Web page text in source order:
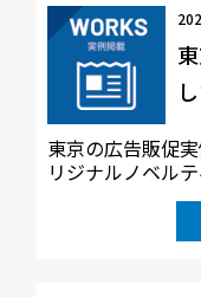
東京の広告販促
リジナルノベル